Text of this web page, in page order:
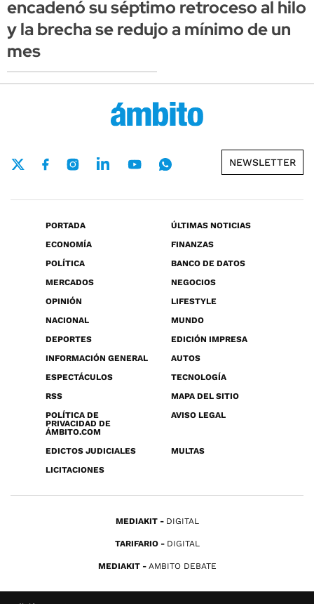
encadenó su séptimo retroceso al hilo
y la brecha se redujo a mínimo de un
mes
NEWSLETTER
PORTADA
ÚLTIMAS NOTICIAS
ECONOMÍA
FINANZAS
POLÍTICA
BANCO DE DATOS
MERCADOS
NEGOCIOS
OPINIÓN
LIFESTYLE
NACIONAL
MUNDO
DEPORTES
EDICIÓN IMPRESA
INFORMACIÓN GENERAL
AUTOS
ESPECTÁCULOS
TECNOLOGÍA
RSS
MAPA DEL SITIO
POLÍTICA DE
PRIVACIDAD DE
ÁMBITO.COM
AVISO LEGAL
EDICTOS JUDICIALES
MULTAS
LICITACIONES
MEDIAKIT DIGITAL
TARIFARIO DIGITAL
MEDIAKIT AMBITO DEBATE